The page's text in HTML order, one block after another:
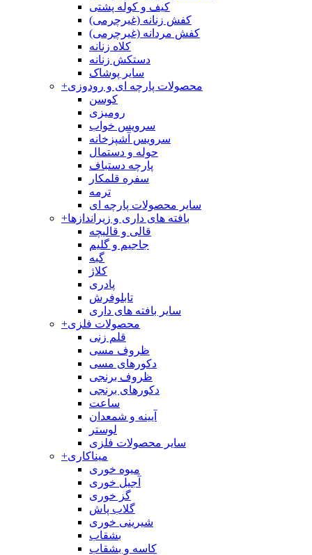
کیف و کوله پشتی
کفش زنانه (غیرچرمی)
کفش مردانه (غیرچرمی)
کلاه زنانه
دستکش زنانه
سایر پوشاک
+محصولات پارچه ای و رودوزی
کوسن
رومیزی
سرویس خواب
سرویس آشپزخانه
حوله و دستمال
پارچه دستباف
سفره قلمکار
ترمه
سایر محصولات پارچه ای
+بافته های داری و زیراندازها
قالی و قالیچه
جاجیم و گلیم
گبه
کلاژ
پادری
تابلوفرش
سایر بافته های داری
+محصولات فلزی
قلم زنی
ظروف مسی
دکورهای مسی
ظروف برنجی
دکورهای برنجی
ساعت
آیینه و شمعدان
لوستر
سایر محصولات فلزی
+میناکاری
میوه خوری
آجیل خوری
گز خوری
گلاب پاش
شیرینی خوری
بشقاب
کاسه و بشقاب